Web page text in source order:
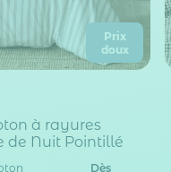
Prix
doux
à rayures
de Nuit Pointillé
Dès